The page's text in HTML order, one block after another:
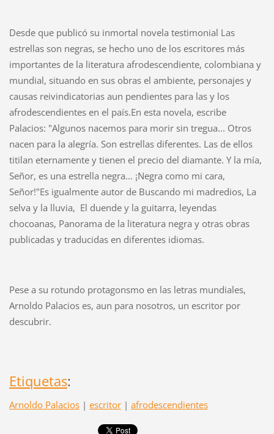
Desde que publicó su inmortal novela testimonial Las
estrellas son negras, se hecho uno de los escritores más
importantes de la literatura afrodescendiente, colombiana y
mundial, situando en sus obras el ambiente, personajes y
causas reivindicatorias aun pendientes para las y los
afrodescendientes en el país.En esta novela, escribe
Palacios: "Algunos nacemos para morir sin tregua... Otros
nacen para la alegría. Son estrellas diferentes. Las de ellos
titilan eternamente y tienen el precio del diamante. Y la mía,
Señor, es una estrella negra... ¡Negra como mi cara,
Señor!"Es igualmente autor de Buscando mi madredios, La
selva y la lluvia, El duende y la guitarra, leyendas
chocoanas, Panorama de la literatura negra y otras obras
publicadas y traducidas en diferentes idiomas.
Pese a su rotundo protagonsmo en las letras mundiales,
Arnoldo Palacios es, aun para nosotros, un escritor por
descubrir.
Etiquetas:
Arnoldo Palacios | escritor | afrodescendientes